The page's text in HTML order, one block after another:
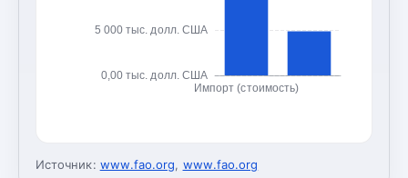
0,00 тыс. долл. США
5 000 тыс. долл. США
Импорт (стоимость)
Источник: www.fao.org, www.fao.org